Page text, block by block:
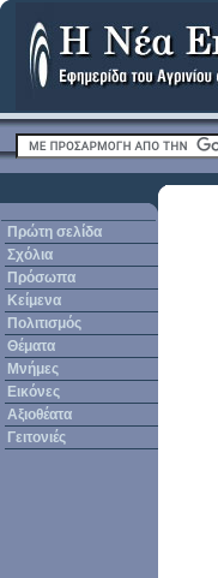
Πρώτη σελίδα
Σχόλια
Πρόσωπα
Κείμενα
Πολιτισμός
Θέματα
Μνήμες
Εικόνες
Αξιοθέατα
Γειτονιές